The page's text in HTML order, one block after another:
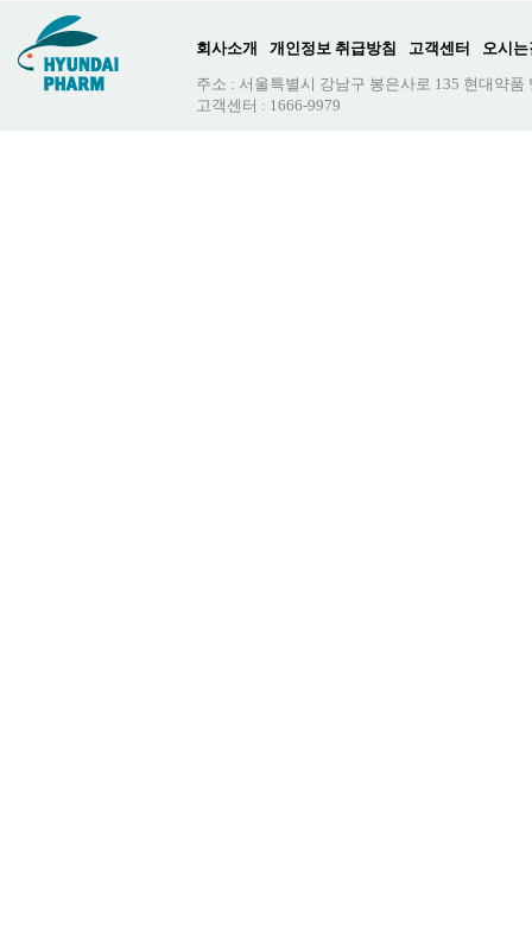
회사소개 개인정보 취급방침 고객센터
오시는
주소 : 서울특별시 강남구 봉은사로 135 현대약품
고객센터 : 1666-9979